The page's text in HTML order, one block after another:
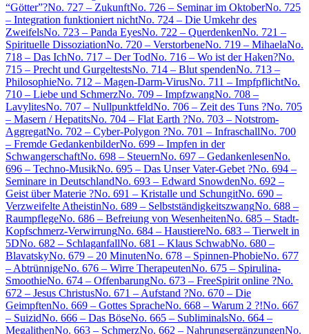
“Götter”?No. 727 – ZukunftNo. 726 – Seminar im OktoberNo. 725
– Integration funktioniert nichtNo. 724 – Die Umkehr des
ZweifelsNo. 723 – Panda EyesNo. 722 – QuerdenkenNo. 721 –
Spirituelle DissoziationNo. 720 – VerstorbeneNo. 719 – MihaelaNo.
718 – Das IchNo. 717 – Der TodNo. 716 – Wo ist der Haken?No.
715 – Precht und GurgeltestsNo. 714 – Blut spendenNo. 713 –
PhilosophieNo. 712 – Magen-Darm-VirusNo. 711 – ImpfpflichtNo.
710 – Liebe und SchmerzNo. 709 – ImpfzwangNo. 708 –
LavylitesNo. 707 – NullpunktfeldNo. 706 – Zeit des Tuns ?No. 705
– Masern / HepatitsNo. 704 – Flat Earth ?No. 703 – Notstrom-
AggregatNo. 702 – Cyber-Polygon ?No. 701 – InfraschallNo. 700
– Fremde GedankenbilderNo. 699 – Impfen in der
SchwangerschaftNo. 698 – SteuernNo. 697 – GedankenlesenNo.
696 – Techno-MusikNo. 695 – Das Unser Vater-Gebet ?No. 694 –
Seminare in DeutschlandNo. 693 – Edward SnowdenNo. 692 –
Geist über Materie ?No. 691 – Kristalle und SchungitNo. 690 –
Verzweifelte AtheistinNo. 689 – SelbstständigkeitszwangNo. 688 –
RaumpflegeNo. 686 – Befreiung von WesenheitenNo. 685 – Stadt-
Kopfschmerz-VerwirrungNo. 684 – HaustiereNo. 683 – Tierwelt in
5DNo. 682 – SchlaganfallNo. 681 – Klaus SchwabNo. 680 –
BlavatskyNo. 679 – 20 MinutenNo. 678 – Spinnen-PhobieNo. 677
– AbtrünnigeNo. 676 – Wirre TherapeutenNo. 675 – Spirulina-
SmoothieNo. 674 – OffenbarungNo. 673 – FreeSpirit online ?No.
672 – Jesus ChristusNo. 671 – Aufstand ?No. 670 – Die
GeimpftenNo. 669 – Gottes SpracheNo. 668 – Warum 2 ?!No. 667
– SuizidNo. 666 – Das BöseNo. 665 – SubliminalsNo. 664 –
MegalithenNo. 663 – SchmerzNo. 662 – NahrungsergänzungenNo.